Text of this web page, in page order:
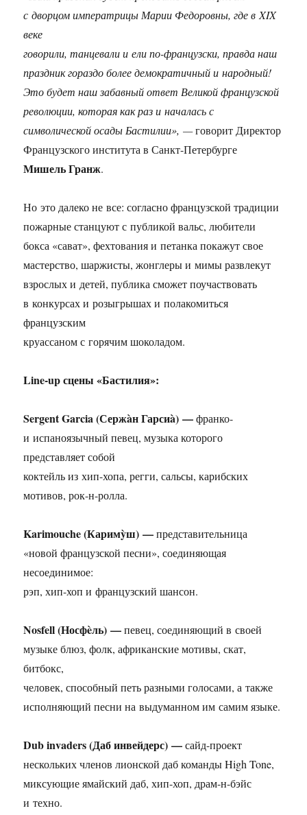
с дворцом императрицы Марии Федоровны, где в XIX
веке
говорили, танцевали и ели по-французски, правда наш
праздник гораздо более демократичный и народный!
Это будет наш забавный ответ Великой французской
революции, которая как раз и началась с
символической осады Бастилии», —говорит Директор
Французского института в Санкт-Петербурге
Мишель Гранж.
Но это далеко не все: согласно французской традиции
пожарные станцуют с публикой вальс, любители
бокса «сават», фехтования и петанка покажут свое
мастерство, шаржисты, жонглеры и мимы развлекут
взрослых и детей, публика сможет поучаствовать
в конкурсах и розыгрышах и полакомиться
французским
круассаном с горячим шоколадом.
Line-up сцены «Бастилия»:
Sergent Garcia (Сержàн Гарсиà) —франко-
и испаноязычный певец, музыка которого
представляет собой
коктейль из хип-хопа, регги, сальсы, карибских
мотивов, рок-н-ролла.
Karimouche (Каримỳш) —представительница
«новой французской песни», соединяющая
несоединимое:
рэп, хип-хоп и французский шансон.
Nosfell (Носфèль) —певец, соединяющий в своей
музыке блюз, фолк, африканские мотивы, скат,
битбокс,
человек, способный петь разными голосами, а также
исполняющий песни на выдуманном им самим языке.
Dub invaders (Даб инвейдерс) —сайд-проект
нескольких членов лионской даб команды High Tone,
миксующие ямайский даб, хип-хоп, драм-н-бэйс
и техно.